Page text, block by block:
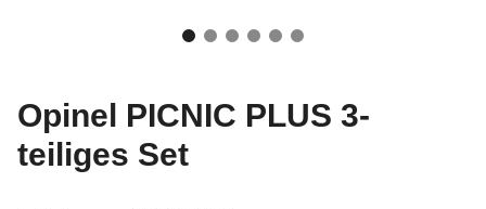
Opinel PICNIC PLUS 3-
teiliges Set